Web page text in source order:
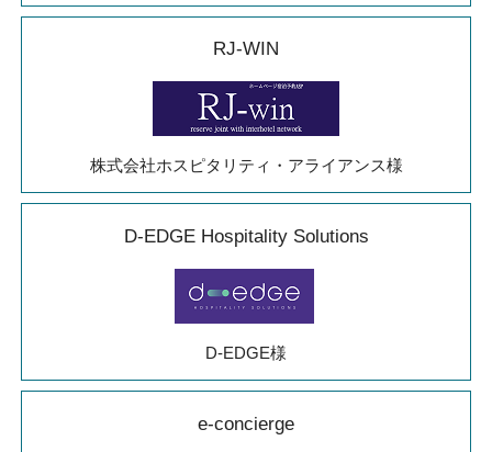
RJ-WIN
株式会社ホスピタリティ・アライアンス様
D-EDGE Hospitality Solutions
D-EDGE様
e-concierge